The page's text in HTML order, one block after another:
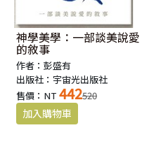
神學美學：一部談美說愛
的敘事
作者：彭盛有
出版社：宇宙光出版社
售價：NT 442520